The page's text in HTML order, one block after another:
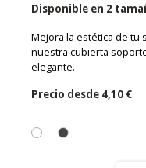
Disponible en 2
Mejora la estética de tu
nuestra cubierta
elegante.
Precio desde 4,10 €